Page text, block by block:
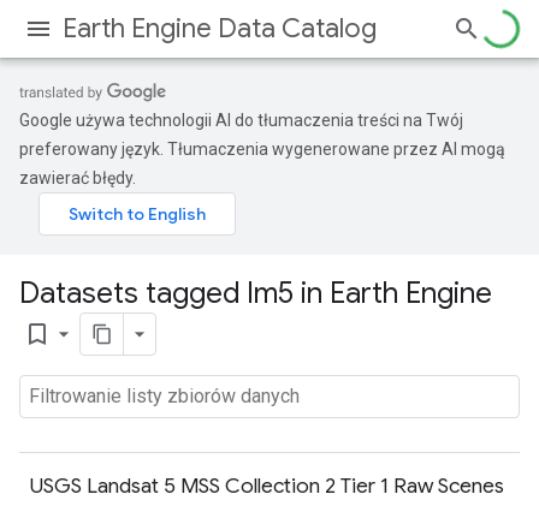
Earth Engine Data Catalog
Google używa technologii AI do tłumaczenia treści na Twój
preferowany język. Tłumaczenia wygenerowane przez AI mogą
zawierać błędy.
Datasets tagged lm5 in Earth Engine
bookmark_border
USGS Landsat 5 MSS Collection 2 Tier 1 Raw Scenes